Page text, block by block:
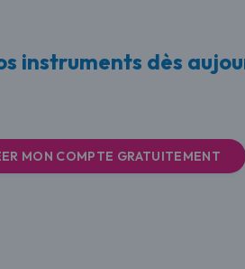
instruments dès
MON COMPTE GRATUITEMENT